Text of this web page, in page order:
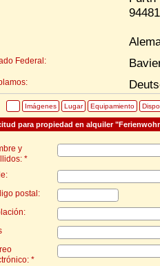
Federal:
Imágenes Lugar Equipamiento
para propiedad en alquiler
y
*
postal:
*